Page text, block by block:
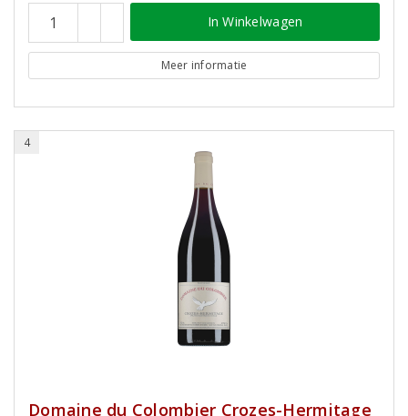
In Winkelwagen
Meer informatie
4
Domaine du Colombier Crozes-Hermitage